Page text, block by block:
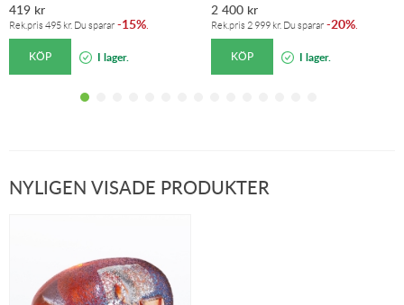
419 kr
Rek.pris 495 kr. Du sparar -15%
KÖP I lager.
2 400 kr
Rek.pris 2 999 kr. Du sparar -20%
KÖP I lager.
NYLIGEN VISADE PRODUKTER